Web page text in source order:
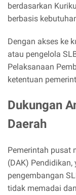
berdasarkan
berbasis
Dengan akses ke
atau pengelola
Pelaksanaan
ketentuan
Dukungan
Daerah
Pemerintah pusat
(DAK)
pengembangan
tidak memadai